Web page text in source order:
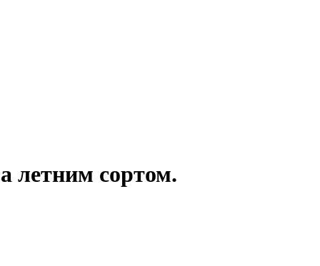
летним сортом.